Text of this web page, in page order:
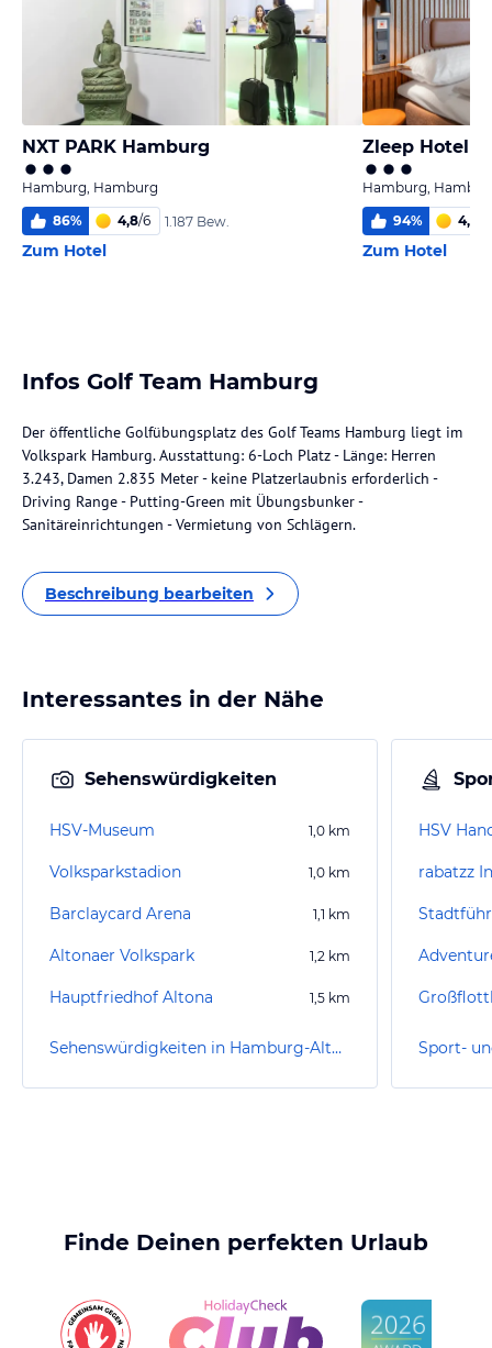
NXT PARK Hamburg
Hamburg, Hamburg
86% 4,8/6 1.187 Bew.
Zum Hotel
Zleep Hotel
Hamburg,
94% 4,6
Zum Hotel
Infos Golf Team Hamburg
Der öffentliche Golfübungsplatz des Golf Teams Hamburg liegt im
Volkspark Hamburg. Ausstattung: 6-Loch Platz - Länge: Herren
3.243, Damen 2.835 Meter - keine Platzerlaubnis erforderlich -
Driving Range - Putting-Green mit Übungsbunker -
Sanitäreinrichtungen - Vermietung von Schlägern.
Beschreibung bearbeiten
Interessantes in der Nähe
Sehenswürdigkeiten
HSV-Museum 1,0 km
Volksparkstadion 1,0 km
Barclaycard Arena 1,1 km
Altonaer Volkspark 1,2 km
Hauptfriedhof Altona 1,5 km
Sehenswürdigkeiten in Hamburg-Altona
HSV
Finde Deinen perfekten Urlaub